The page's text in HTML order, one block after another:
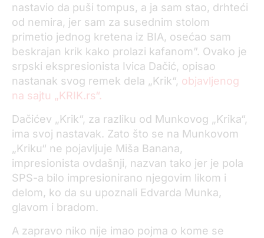
nastavio da puši tompus, a ja sam stao, drhteći
od nemira, jer sam za susednim stolom
primetio jednog kretena iz BIA, osećao sam
beskrajan krik kako prolazi kafanom”. Ovako je
srpski ekspresionista Ivica Dačić, opisao
nastanak svog remek dela „Krik“, objavljenog
na sajtu „KRIK.rs“.
Dačićev „Krik“, za razliku od Munkovog „Krika“,
ima svoj nastavak. Zato što se na Munkovom
„Kriku“ ne pojavljuje Miša Banana,
impresionista ovdašnji, nazvan tako jer je pola
SPS-a bilo impresionirano njegovim likom i
delom, ko da su upoznali Edvarda Munka,
glavom i bradom.
A zapravo niko nije imao pojma o kome se